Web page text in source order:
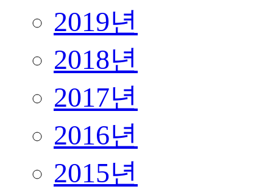
2019년
2018년
2017년
2016년
2015년